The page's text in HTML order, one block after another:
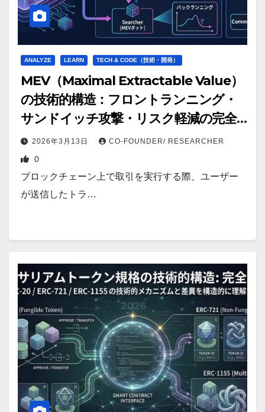
ANALYZE LEARN TECH & CODE（技術・開発）
MEV（Maximal Extractable Value）
の技術的構造：フロントランニング・
サンドイッチ攻撃・リスク軽減の完全
解剖【2026年版】
2026年3月13日 CO-FOUNDER/ RESEARCHER
0
ブロックチェーン上で取引を実行する際、ユーザー
が送信したトラ…